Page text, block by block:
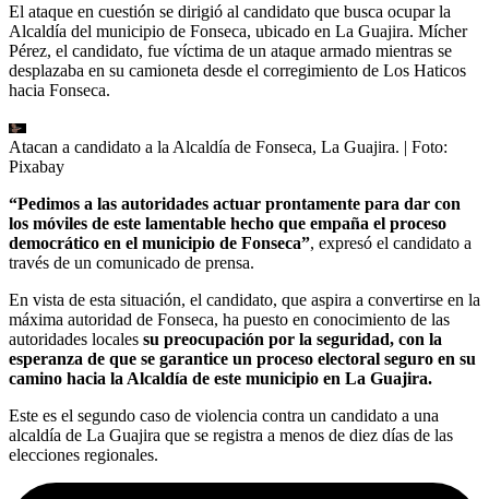
El ataque en cuestión se dirigió al candidato que busca ocupar la
Alcaldía del municipio de Fonseca, ubicado en La Guajira. Mícher
Pérez, el candidato, fue víctima de un ataque armado mientras se
desplazaba en su camioneta desde el corregimiento de Los Haticos
hacia Fonseca.
Atacan a candidato a la Alcaldía de Fonseca, La Guajira. | Foto:
Pixabay
“Pedimos a las autoridades actuar prontamente para dar con
los móviles de este lamentable hecho que empaña el proceso
democrático en el municipio de Fonseca”, expresó el candidato a
través de un comunicado de prensa.
En vista de esta situación, el candidato, que aspira a convertirse en la
máxima autoridad de Fonseca, ha puesto en conocimiento de las
autoridades locales su preocupación por la seguridad, con la
esperanza de que se garantice un proceso electoral seguro en su
camino hacia la Alcaldía de este municipio en La Guajira.
Este es el segundo caso de violencia contra un candidato a una
alcaldía de La Guajira que se registra a menos de diez días de las
elecciones regionales.